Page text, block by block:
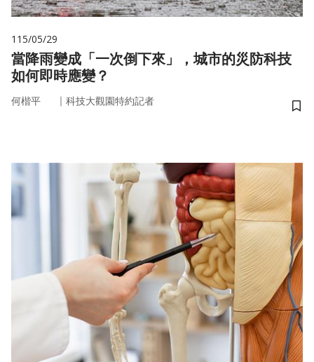
115/05/29
當降雨變成「一次倒下來」，城市的災防科技
如何即時應變？
何楷平 ｜ 科技大觀園特約記者
儲